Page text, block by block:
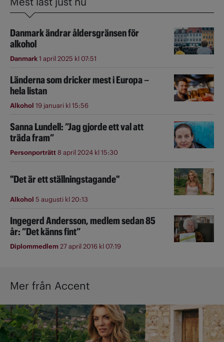
Danmark ändrar åldersgränsen för
alkohol
Danmark1 april 2025 kl 07:51
Länderna som dricker mest i Europa –
hela listan
Alkohol 19 januari kl 15:56
Sanna Lundell: ”Jag gjorde ett val att
träda fram”
Personporträtt8 april 2024 kl 15:30
"Det är ett ställningstagande"
Alkohol 5 augusti kl 20:13
Ingegerd Andersson, medlem sedan 85
år: ”Det känns fint”
Diplommedlem27 april 2016 kl 07:19
Mer från Accent